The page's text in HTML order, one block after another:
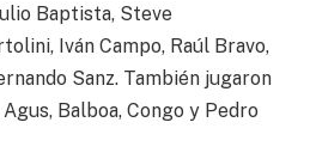
Baptista, Steve
Iván Campo, Raúl Bravo,
Sanz. También jugaron
Balboa, Congo y Pedro